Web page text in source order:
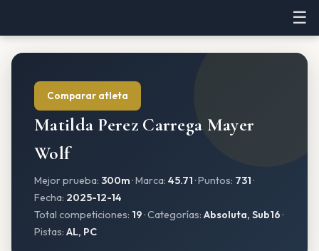
☰
Comparar atleta
Matilda Perez Carrega Mayer
Wolf
Mejor prueba: 300m · Marca: 45.71 · Puntos: 731 ·
Fecha: 2025-12-14
Total competiciones: 19 · Categorías: Absoluta, Sub16 ·
Pistas: AL, PC